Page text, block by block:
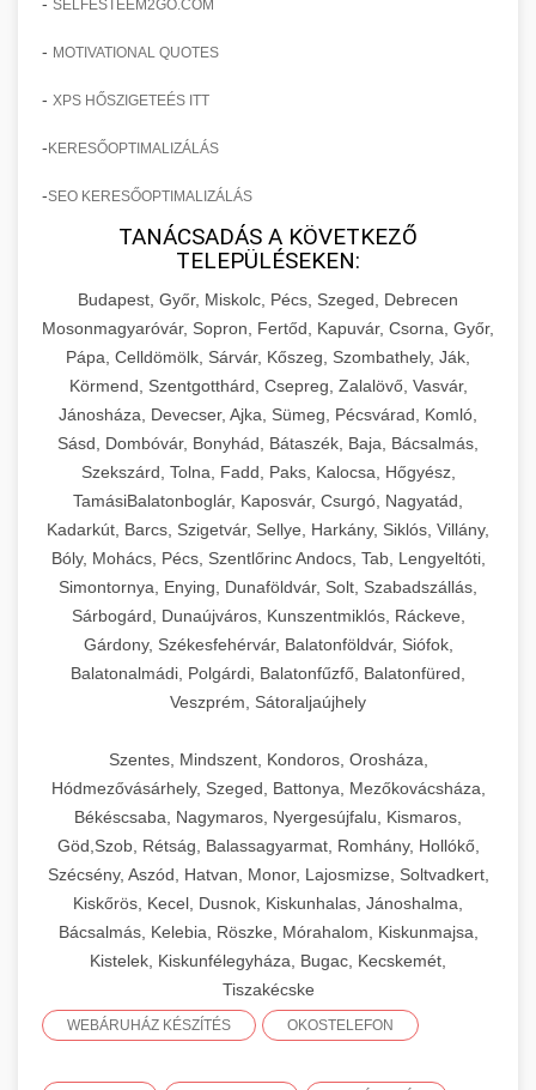
SELFESTEEM2GO.COM
- MOTIVATIONAL QUOTES
- XPS HŐSZIGETEÉS ITT
- KERESŐOPTIMALIZÁLÁS
-SEO KERESŐOPTIMALIZÁLÁS
TANÁCSADÁS A KÖVETKEZŐ
TELEPÜLÉSEKEN:
Budapest, Győr, Miskolc, Pécs, Szeged, Debrecen
Mosonmagyaróvár, Sopron, Fertőd, Kapuvár, Csorna, Győr,
Pápa, Celldömölk, Sárvár, Kőszeg, Szombathely, Ják,
Körmend, Szentgotthárd, Csepreg, Zalalövő, Vasvár,
Jánosháza, Devecser, Ajka, Sümeg, Pécsvárad, Komló,
Sásd, Dombóvár, Bonyhád, Bátaszék, Baja, Bácsalmás,
Szekszárd, Tolna, Fadd, Paks, Kalocsa, Hőgyész,
TamásiBalatonboglár, Kaposvár, Csurgó, Nagyatád,
Kadarkút, Barcs, Szigetvár, Sellye, Harkány, Siklós, Villány,
Bóly, Mohács, Pécs, Szentlőrinc Andocs, Tab, Lengyeltóti,
Simontornya, Enying, Dunaföldvár, Solt, Szabadszállás,
Sárbogárd, Dunaújváros, Kunszentmiklós, Ráckeve,
Gárdony, Székesfehérvár, Balatonföldvár, Siófok,
Balatonalmádi, Polgárdi, Balatonfűzfő, Balatonfüred,
Veszprém, Sátoraljaújhely
Szentes, Mindszent, Kondoros, Orosháza,
Hódmezővásárhely, Szeged, Battonya, Mezőkovácsháza,
Békéscsaba, Nagymaros, Nyergesújfalu, Kismaros,
Göd,Szob, Rétság, Balassagyarmat, Romhány, Hollókő,
Szécsény, Aszód, Hatvan, Monor, Lajosmizse, Soltvadkert,
Kiskőrös, Kecel, Dusnok, Kiskunhalas, Jánoshalma,
Bácsalmás, Kelebia, Röszke, Mórahalom, Kiskunmajsa,
Kistelek, Kiskunfélegyháza, Bugac, Kecskemét,
Tiszakécske
WEBÁRUHÁZ KÉSZÍTÉS OKOSTELEFON